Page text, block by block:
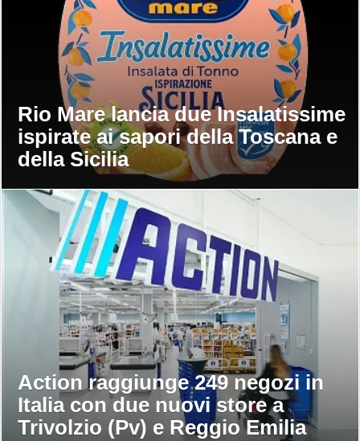
Rio Mare lancia due Insalatissime
ispirate ai sapori della Toscana e
della Sicilia
Action raggiunge 249 negozi in
Italia con due nuovi store a
Trivolzio (Pv) e Reggio Emilia